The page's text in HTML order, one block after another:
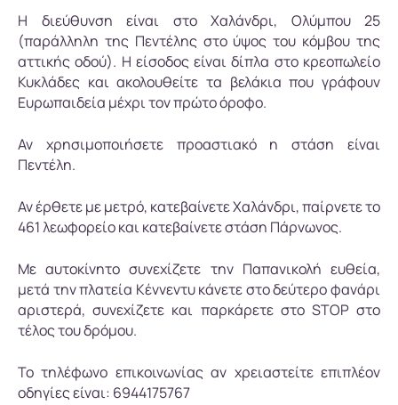
Η διεύθυνση είναι στο Χαλάνδρι, Ολύμπου 25
(παράλληλη της Πεντέλης στο ύψος του κόμβου της
αττικής οδού). Η είσοδος είναι δίπλα στο κρεοπωλείο
Κυκλάδες και ακολουθείτε τα βελάκια που γράφουν
Ευρωπαιδεία μέχρι τον πρώτο όροφο.
Αν χρησιμοποιήσετε προαστιακό η στάση είναι
Πεντέλη.
Αν έρθετε με μετρό, κατεβαίνετε Χαλάνδρι, παίρνετε το
461 λεωφορείο και κατεβαίνετε στάση Πάρνωνος.
Με αυτοκίνητο συνεχίζετε την Παπανικολή ευθεία,
μετά την πλατεία Κέννεντυ κάνετε στο δεύτερο φανάρι
αριστερά, συνεχίζετε και παρκάρετε στο STOP στο
τέλος του δρόμου.
Το τηλέφωνο επικοινωνίας αν χρειαστείτε επιπλέον
οδηγίες είναι: 6944175767